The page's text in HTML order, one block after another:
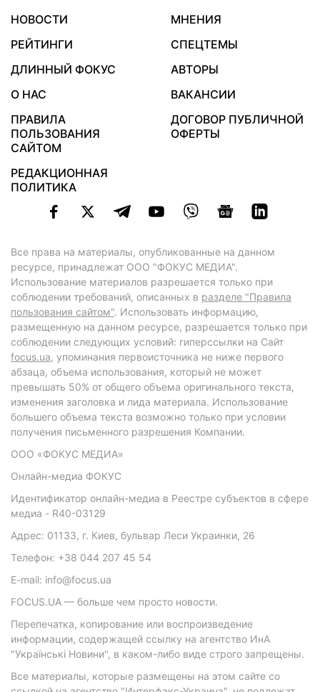
НОВОСТИ
МНЕНИЯ
РЕЙТИНГИ
СПЕЦТЕМЫ
ДЛИННЫЙ ФОКУС
АВТОРЫ
О НАС
ВАКАНСИИ
ПРАВИЛА
ПОЛЬЗОВАНИЯ
САЙТОМ
ДОГОВОР ПУБЛИЧНОЙ
ОФЕРТЫ
РЕДАКЦИОННАЯ
ПОЛИТИКА
Все права на материалы, опубликованные на данном
ресурсе, принадлежат ООО "ФОКУС МЕДИА".
Использование материалов разрешается только при
соблюдении требований, описанных в разделе "Правила
пользования сайтом". Использовать информацию,
размещенную на данном ресурсе, разрешается только при
соблюдении следующих условий: гиперссылки на Сайт
focus.ua, упоминания первоисточника не ниже первого
абзаца, объема использования, который не может
превышать 50% от общего объема оригинального текста,
изменения заголовка и лида материала. Использование
большего объема текста возможно только при условии
получения письменного разрешения Компании.
ООО «ФОКУС МЕДИА»
Онлайн-медиа ФОКУС
Идентификатор онлайн-медиа в Реестре субъектов в сфере
медиа - R40-03129
Адрес: 01133, г. Киев, бульвар Леси Украинки, 26
Телефон: +38 044 207 45 54
E-mail: info@focus.ua
FOCUS.UA — больше чем просто новости.
Перепечатка, копирование или воспроизведение
информации, содержащей ссылку на агентство ИнА
"Українські Новини", в каком-либо виде строго запрещены.
Все материалы, которые размещены на этом сайте со